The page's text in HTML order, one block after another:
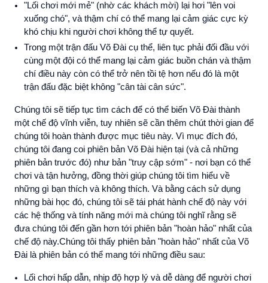
"Lối chơi mới mẻ" (nhờ các khách mời) lại hơi "lên voi
xuống chó", và thậm chí có thể mang lại cảm giác cực kỳ
khó chịu khi người chơi không thể tự quyết.
Trong một trận đấu Võ Đài cụ thể, liên tục phải đối đầu với
cùng một đội có thể mang lại cảm giác buồn chán và thậm
chí điều này còn có thể trở nên tồi tệ hơn nếu đó là một
trận đấu đặc biệt không "cân tài cân sức".
Chúng tôi sẽ tiếp tục tìm cách để có thể biến Võ Đài thành
một chế độ vĩnh viễn, tuy nhiên sẽ cần thêm chút thời gian để
chúng tôi hoàn thành được mục tiêu này. Vì mục đích đó,
chúng tôi đang coi phiên bản Võ Đài hiện tại (và cả những
phiên bản trước đó) như bản "truy cập sớm" - nơi bạn có thể
chơi và tận hưởng, đồng thời giúp chúng tôi tìm hiểu về
những gì bạn thích và không thích. Và bằng cách sử dụng
những bài học đó, chúng tôi sẽ tái phát hành chế độ này với
các hệ thống và tính năng mới mà chúng tôi nghĩ rằng sẽ
đưa chúng tôi đến gần hơn tới phiên bản "hoàn hảo" nhất của
chế độ này.Chúng tôi thấy phiên bản "hoàn hảo" nhất của Võ
Đài là phiên bản có thể mang tới những điều sau:
Lối chơi hấp dẫn, nhịp độ hợp lý và dễ dàng để người chơi